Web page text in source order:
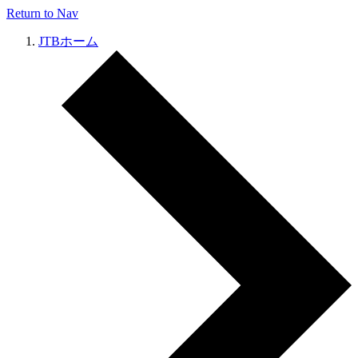
Return to Nav
JTBホーム